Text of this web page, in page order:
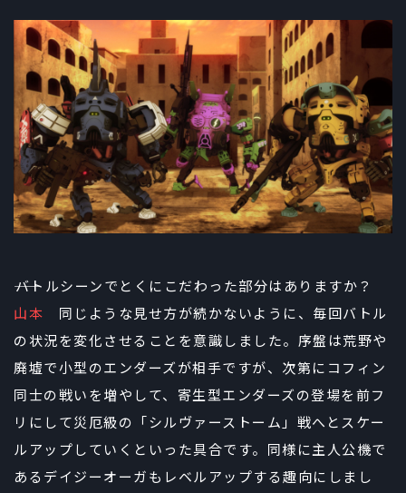
――バトルシーンでとくにこだわった部分はありますか？
山本 同じような見せ方が続かないように、毎回バトル
の状況を変化させることを意識しました。序盤は荒野や
廃墟で小型のエンダーズが相手ですが、次第にコフィン
同士の戦いを増やして、寄生型エンダーズの登場を前フ
リにして災厄級の「シルヴァーストーム」戦へとスケー
ルアップしていくといった具合です。同様に主人公機で
あるデイジーオーガもレベルアップする趣向にしまし